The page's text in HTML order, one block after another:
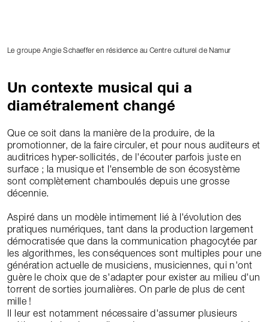
Le groupe Angie Schaeffer en résidence au Centre culturel de Namur
Un contexte musical qui a
diamétralement changé
Que ce soit dans la manière de la produire, de la
promotionner, de la faire circuler, et pour nous auditeurs et
auditrices hyper-sollicités, de l'écouter parfois juste en
surface ; la musique et l'ensemble de son écosystème
sont complètement chamboulés depuis une grosse
décennie.
Aspiré dans un modèle intimement lié à l'évolution des
pratiques numériques, tant dans la production largement
démocratisée que dans la communication phagocytée par
les algorithmes, les conséquences sont multiples pour une
génération actuelle de musiciens, musiciennes, qui n'ont
guère le choix que de s'adapter pour exister au milieu d'un
torrent de sorties journalières. On parle de plus de cent
mille !
Il leur est notamment nécessaire d'assumer plusieurs